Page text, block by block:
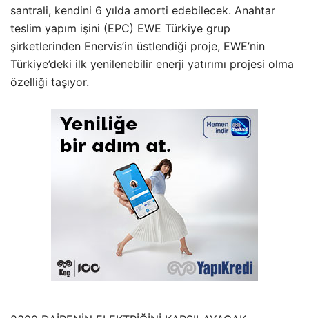
santrali, kendini 6 yılda amorti edebilecek. Anahtar
teslim yapım işini (EPC) EWE Türkiye grup
şirketlerinden Enervis’in üstlendiği proje, EWE’nin
Türkiye’deki ilk yenilenebilir enerji yatırımı projesi olma
özelliği taşıyor.